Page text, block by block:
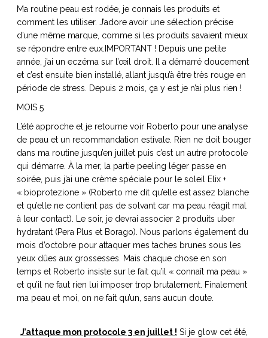
Ma routine peau est rodée, je connais les produits et
comment les utiliser. J’adore avoir une sélection précise
d’une même marque, comme si les produits savaient mieux
se répondre entre eux.IMPORTANT ! Depuis une petite
année, j’ai un eczéma sur l’œil droit. Il a démarré doucement
et c’est ensuite bien installé, allant jusqu’à être très rouge en
période de stress. Depuis 2 mois, ça y est je n’ai plus rien !
MOIS 5
L’été approche et je retourne voir Roberto pour une analyse
de peau et un recommandation estivale. Rien ne doit bouger
dans ma routine jusqu’en juillet puis c’est un autre protocole
qui démarre. À la mer, la partie peeling léger passe en
soirée, puis j’ai une crème spéciale pour le soleil Elix +
« bioprotezione » (Roberto me dit qu’elle est assez blanche
et qu’elle ne contient pas de solvant car ma peau réagit mal
à leur contact). Le soir, je devrai associer 2 produits uber
hydratant (Pera Plus et Borago). Nous parlons également du
mois d’octobre pour attaquer mes taches brunes sous les
yeux dûes aux grossesses. Mais chaque chose en son
temps et Roberto insiste sur le fait qu’il « connaît ma peau »
et qu’il ne faut rien lui imposer trop brutalement. Finalement
ma peau et moi, on ne fait qu’un, sans aucun doute.
J’attaque mon protocole 3 en juillet ! Si je glow cet été,